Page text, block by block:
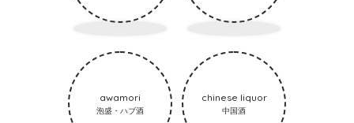
awamori
泡盛・ハブ酒
chinese liquor
中国酒